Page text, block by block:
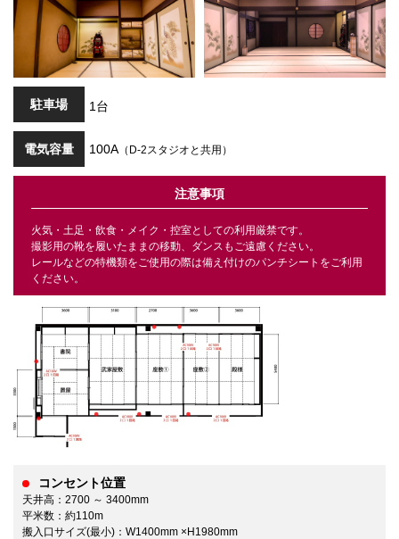
駐車場 1台
電気容量 100A （D-2スタジオと共用）
注意事項
火気・土足・飲食・メイク・控室としての利用厳禁です。
撮影用の靴を履いたままの移動、ダンスもご遠慮ください。
レールなどの特機類をご使用の際は備え付けのパンチシートをご利用
ください。
コンセント位置
天井高：2700 ～ 3400mm
平米数：約110m
搬入口サイズ(最小)：W1400mm ×H1980mm